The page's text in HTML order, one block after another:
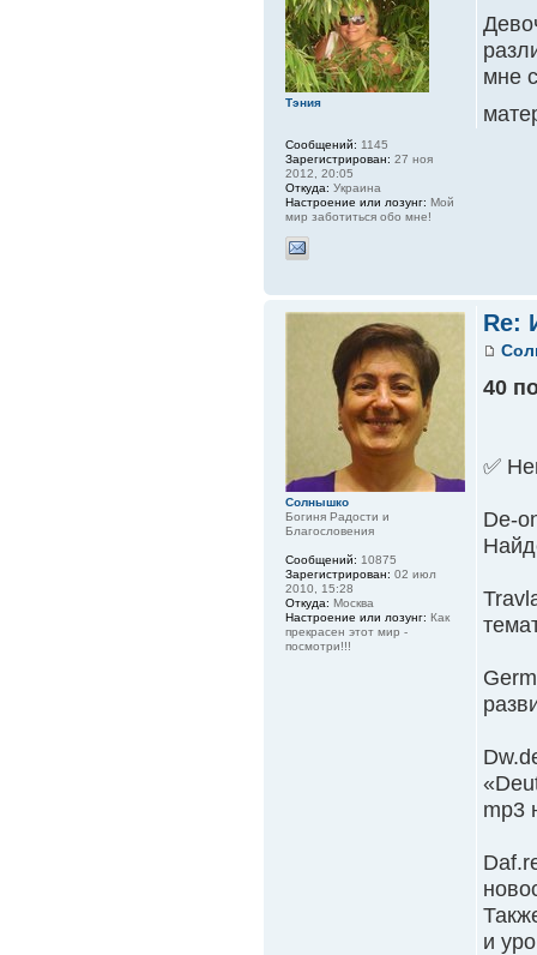
мне
Тэния
Сообщений: 1145
Зарегистрирован: 27 ноя
2012, 20:05
Откуда: Украина
Настроение или лозунг: Мой
мир заботиться обо мне!
Re:
40
✅
De-
mp3
и
Солнышко
Богиня Радости и
Благословения
Сообщений: 10875
Зарегистрирован: 02 июл
2010, 15:28
Откуда: Москва
Настроение или лозунг: Как
прекрасен этот мир -
посмотри!!!